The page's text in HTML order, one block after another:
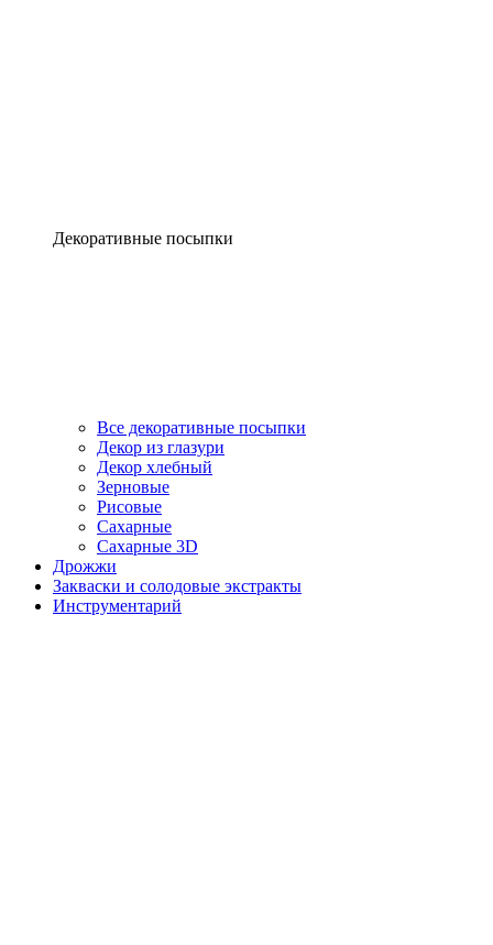
Декоративные посыпки
Все декоративные посыпки
Декор из глазури
Декор хлебный
Зерновые
Рисовые
Сахарные
Сахарные 3D
Дрожжи
Закваски и солодовые экстракты
Инструментарий